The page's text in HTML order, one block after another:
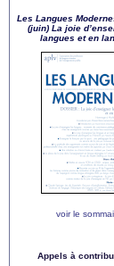
Les Langues
(juin) La joie
langues et en
voir le
Appels à